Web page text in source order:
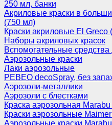
250 мл, банки
Акриловые краски в
(750 мл)
Краски акриловые El Greco
Наборы акриловых красок
Вспомогательные
Аэрозольные краски
Лаки аэрозольные
PEBEO decoSpray, без
Аэрозоли-металлики
Аэрозоли с блестками
Краска аэрозольная
Краски аэрозольные
Аэрозольные краски